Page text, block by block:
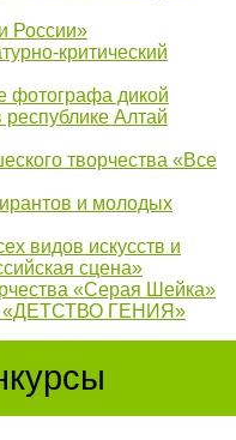
России»
критический
фотографа дикой
Алтай
творчества «Все
и молодых
видов искусств и
сцена»
«Серая Шейка»
«ДЕТСТВО ГЕНИЯ»